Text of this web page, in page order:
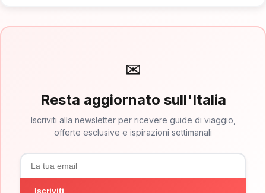
✉
Resta aggiornato sull'Italia
Iscriviti alla newsletter per ricevere guide di viaggio,
offerte esclusive e ispirazioni settimanali
Iscriviti